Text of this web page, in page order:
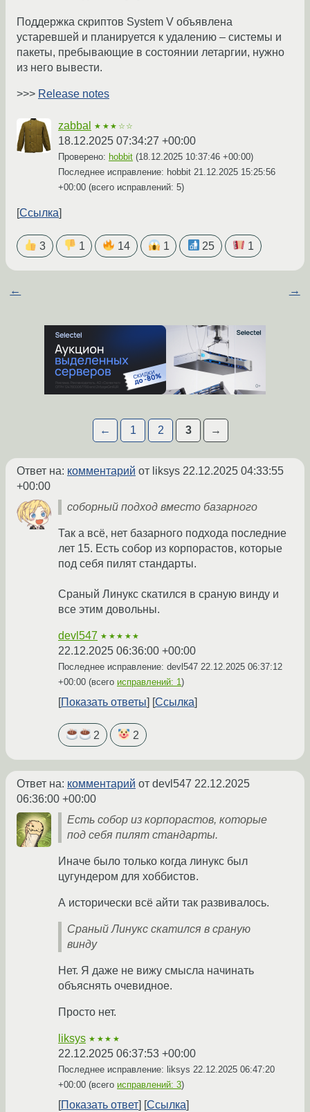
Поддержка скриптов System V объявлена
устаревшей и планируется к удалению – системы и
пакеты, пребывающие в состоянии летаргии, нужно
из него вывести.
>>> Release notes
zabbal ★★★☆☆
18.12.2025 07:34:27 +00:00
Проверено: hobbit (18.12.2025 10:37:46 +00:00)
Последнее исправление: hobbit 21.12.2025 15:25:56
+00:00 (всего исправлений: 5)
Ссылка
3 1 14 1 25 1
← →
← 1 2 3 →
Ответ на: комментарий от liksys 22.12.2025 04:33:55
+00:00
соборный подход вместо базарного
Так а всё, нет базарного подхода последние
лет 15. Есть собор из корпорастов, которые
под себя пилят стандарты.
Сраный Линукс скатился в сраную винду и
все этим довольны.
devl547 ★★★★★
22.12.2025 06:36:00 +00:00
Последнее исправление: devl547 22.12.2025 06:37:12
+00:00 (всего исправлений: 1)
Показать ответы Ссылка
2 2
Ответ на: комментарий от devl547 22.12.2025
06:36:00 +00:00
Есть собор из корпорастов, которые
под себя пилят стандарты.
Иначе было только когда линукс был
цугундером для хоббистов.
А исторически всё айти так развивалось.
Сраный Линукс скатился в сраную
винду
Нет. Я даже не вижу смысла начинать
объяснять очевидное.
Просто нет.
liksys ★★★★
22.12.2025 06:37:53 +00:00
Последнее исправление: liksys 22.12.2025 06:47:20
+00:00 (всего исправлений: 3)
Показать ответ Ссылка